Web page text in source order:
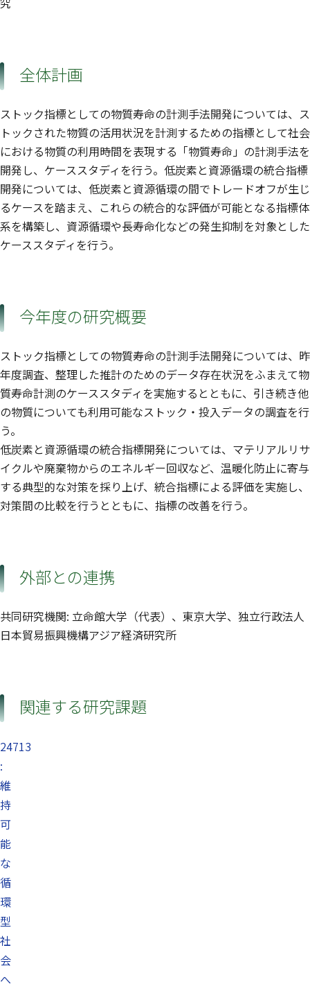
全体計画
ストック指標としての物質寿命の計測手法開発については、ス
トックされた物質の活用状況を計測するための指標として社会
における物質の利用時間を表現する「物質寿命」の計測手法を
開発し、ケーススタディを行う。低炭素と資源循環の統合指標
開発については、低炭素と資源循環の間でトレードオフが生じ
るケースを踏まえ、これらの統合的な評価が可能となる指標体
系を構築し、資源循環や長寿命化などの発生抑制を対象とした
ケーススタディを行う。
今年度の研究概要
ストック指標としての物質寿命の計測手法開発については、昨
年度調査、整理した推計のためのデータ存在状況をふまえて物
質寿命計測のケーススタディを実施するとともに、引き続き他
の物質についても利用可能なストック・投入データの調査を行
う。
低炭素と資源循環の統合指標開発については、マテリアルリサ
イクルや廃棄物からのエネルギー回収など、温暖化防止に寄与
する典型的な対策を採り上げ、統合指標による評価を実施し、
対策間の比較を行うとともに、指標の改善を行う。
外部との連携
共同研究機関: 立命館大学（代表）、東京大学、独立行政法人
日本貿易振興機構アジア経済研究所
関連する研究課題
24713
:
維
持
可
能
な
循
環
型
社
会
へ